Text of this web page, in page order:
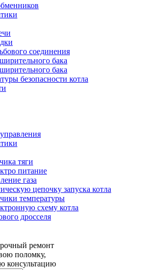
соединения
бака
бака
безопасности котла
тяги
питание
газа
цепочку запуска котла
температуры
схему котла
дросселя
ремонт
поломку,
консультацию